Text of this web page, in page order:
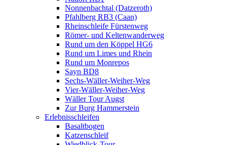
Nonnenbachtal (Datzeroth)
Pfahlberg RB3 (Caan)
Rheinschleife Fürstenweg
Römer- und Keltenwanderweg
Rund um den Köppel HG6
Rund um Limes und Rhein
Rund um Monrepos
Sayn BD8
Sechs-Wäller-Weiher-Weg
Vier-Wäller-Weiher-Weg
Wäller Tour Augst
Zur Burg Hammerstein
Erlebnisschleifen
Basaltbogen
Katzenschleif